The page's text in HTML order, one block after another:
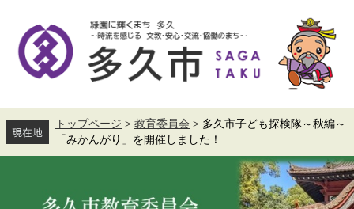
す。
し
て
トップページ > 教育委員会 > 多久市子ども探検隊～秋編～
「みかんがり」を開催しました！